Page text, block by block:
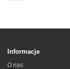
Informacje
O nas